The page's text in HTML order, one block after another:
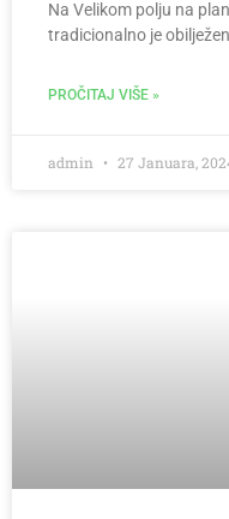
Na Velikom polju na
tradicionalno je
PROČITAJ VIŠE »
admin 27 Januara,